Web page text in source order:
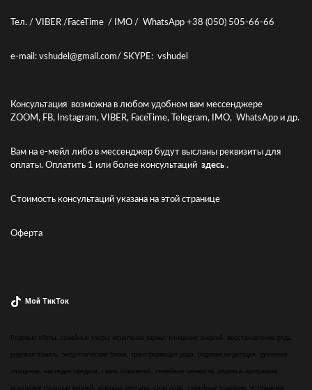
Тел. / VIBER /FaceTime / IMO / WhatsApp +38 (050) 505-66-66
e-mail: vshudel@gmall.com/ SKYPE: vshudel
Консультация возможна в любом удобном вам мессенджере
ZOOM, FB, Instagram, VIBER, FaceTime, Telegram, IMO, WhatsApp и др.
Вам на е-мейл либо в мессенджер будут высланы реквизиты для
оплаты. Оплатить 1 или более консультаций здесь .
Стоимость консультаций указана на этой странице
Оферта
Мой ТикТок
Родовые обеты, семейные узоры, исцеление кармы, очищение энергий, восстановление рода,
родовая память, энергетические блоки, трансформация рода, родовая медитация, духовное
очищение, наследие предков, связь поколений, семейные ценности, родовые программы,
исцеление прошлых жизней, родовые ритуалы, сила рода, семейные традиции, устранение